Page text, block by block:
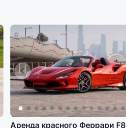
Аренда красного Феррари F8